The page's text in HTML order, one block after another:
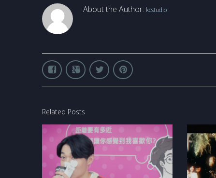
About the Author: kcstudio
Related Posts